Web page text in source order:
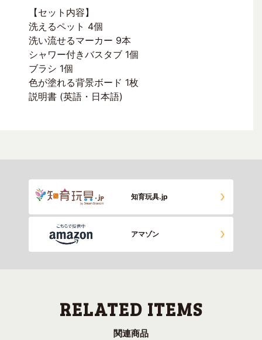
【セット内容】
洗えるペット 4個
洗い流せるマーカー 9本
シャワー付きバスタブ 1個
ブラシ 1個
色が塗れる背景ボード 1枚
説明書 (英語・日本語)
知育玩具.jp
アマゾン
関連商品